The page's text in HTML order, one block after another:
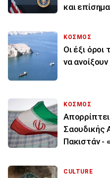
και
ΚΟΣΜΟΣ
Οι έξι όροι
να
ΚΟΣΜΟΣ
Σαουδικής
Πακιστάν -
CULTURE